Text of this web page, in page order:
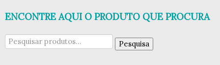
ENCONTRE AQUI O PRODUTO QUE PROCURA
Pesquisar
por:
Pesquisa